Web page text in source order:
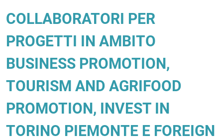
COLLABORATORI PER
PROGETTI IN AMBITO
BUSINESS PROMOTION,
TOURISM AND AGRIFOOD
PROMOTION, INVEST IN
TORINO PIEMONTE E FOREIGN